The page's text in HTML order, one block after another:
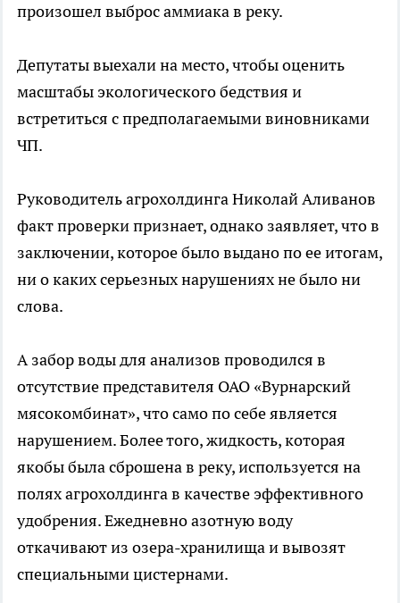
произошел выброс аммиака в реку.
Депутаты выехали на место, чтобы оценить
масштабы экологического бедствия и
встретиться с предполагаемыми виновниками
ЧП.
Руководитель агрохолдинга Николай Аливанов
факт проверки признает, однако заявляет, что в
заключении, которое было выдано по ее итогам,
ни о каких серьезных нарушениях не было ни
слова.
А забор воды для анализов проводился в
отсутствие представителя ОАО «Вурнарский
мясокомбинат», что само по себе является
нарушением. Более того, жидкость, которая
якобы была сброшена в реку, используется на
полях агрохолдинга в качестве эффективного
удобрения. Ежедневно азотную воду
откачивают из озера-хранилища и вывозят
специальными цистернами.